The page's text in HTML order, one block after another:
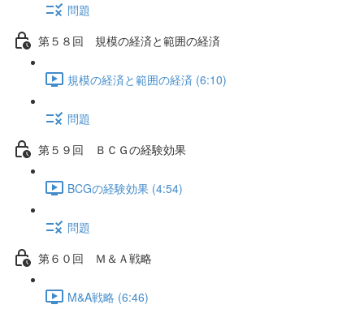
問題
第５８回 規模の経済と範囲の経済
規模の経済と範囲の経済 (6:10)
問題
第５９回 ＢＣＧの経験効果
BCGの経験効果 (4:54)
問題
第６０回 Ｍ＆Ａ戦略
M&A戦略 (6:46)